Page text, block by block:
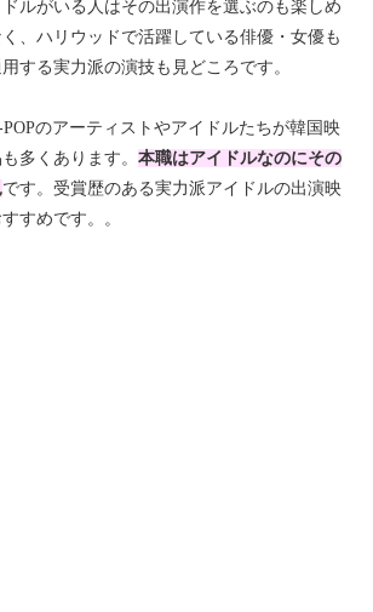
ルがいる人はその出演作を選ぶのも楽しめ
、ハリウッドで活躍している俳優・女優も
する実力派の演技も見どころです。
のアーティストやアイドルたちが韓国映
多くあります。 本職はアイドルなのにその
です。受賞歴のある実力派アイドルの出演映
すめです。。